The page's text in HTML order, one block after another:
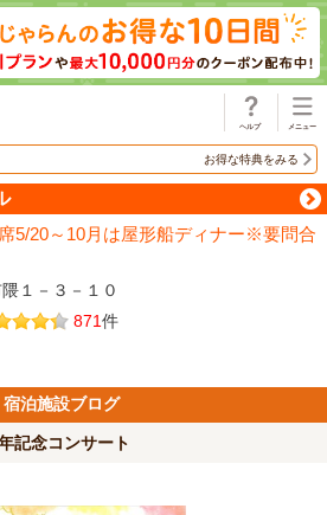
お得な特典をみる
5/20～10月は屋形船ディナー※要問合
１－３－１０
871件
宿泊施設ブログ
記念コンサート